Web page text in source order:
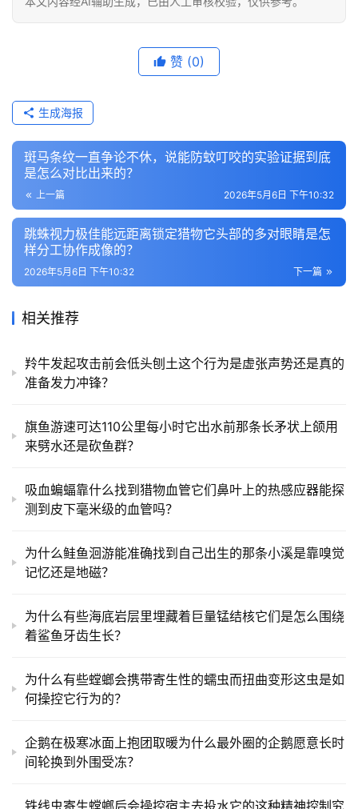
赞 (0)
生成海报
斑马条纹一直争论不休，说能防蚊叮咬的实验证据到底
是怎么对比出来的？
上一篇 2026年5月6日 下午10:32
跳蛛视力极佳能远距离锁定猎物它头部的多对眼睛是怎
样分工协作成像的？
下一篇
2026年5月6日 下午10:32
相关推荐
羚牛发起攻击前会低头刨土这个行为是虚张声势还是真的
准备发力冲锋？
旗鱼游速可达110公里每小时它出水前那条长矛状上颌用
来劈水还是砍鱼群？
吸血蝙蝠靠什么找到猎物血管它们鼻叶上的热感应器能探
测到皮下毫米级的血管吗？
为什么鲑鱼洄游能准确找到自己出生的那条小溪是靠嗅觉
记忆还是地磁？
为什么有些海底岩层里埋藏着巨量锰结核它们是怎么围绕
着鲨鱼牙齿生长？
为什么有些螳螂会携带寄生性的蠕虫而扭曲变形这虫是如
何操控它行为的？
企鹅在极寒冰面上抱团取暖为什么最外圈的企鹅愿意长时
间轮换到外围受冻？
铁线虫寄生螳螂后会操控宿主去投水它的这种精神控制究